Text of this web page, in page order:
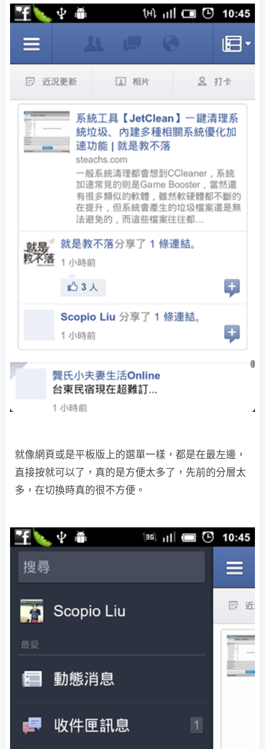
就像網頁或是平板版上的選單一樣，都是在最左邊，
直接按就可以了，真的是方便太多了，先前的分層太
多，在切換時真的很不方便。